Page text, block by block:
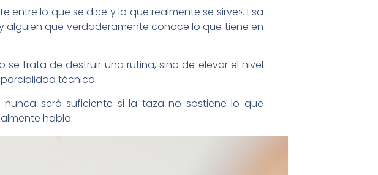
entre lo que se dice y lo que realmente se sirve». Esa
que verdaderamente conoce lo que tiene en
trata de destruir una rutina, sino de elevar el nivel
técnica.
será suficiente si la taza no sostiene lo que
habla.